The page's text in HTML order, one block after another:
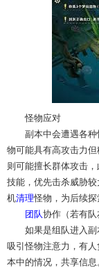
怪物应对
副本中会遭遇各
物可能具有高攻击力
则可能擅长群体攻击
技能，优先击杀威胁
机清理怪物，为后续探
团队协作（若有队
如果是组队进入
吸引怪物注意力，有
本中的情况，共享信